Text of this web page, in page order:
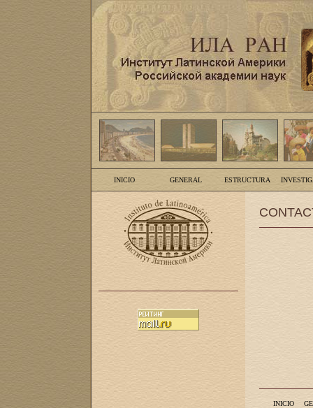
INICIO GENERAL ESTRUCTURA
INICIO